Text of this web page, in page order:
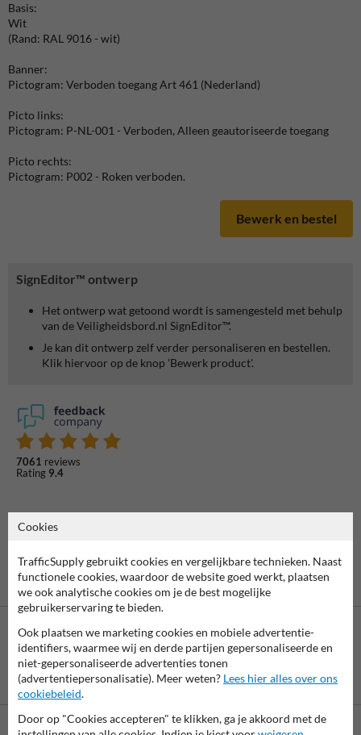
SignEditor™ ontwerp
Het ontwerp wat getoond wordt is samengesteld met behulp
van de Veiligheidsbord.nl SignEditor™.
Je kan dit ontwerp zelf verder personaliseren en bestellen.
Klik hiervoor op de knop 'Bewerk product'.
7061 reviews
Rating 9.4
Basis:
Wit
(Rand: RAL 9016 - wit)
Banner:
Pictogram: Verboden toegang Art 461 (Nederland)
Picto links:
Pictogram: P-NL-001 - Verboden, Alleen geautoriseerde toegang
Picto rechts:
Pictogram: P002 - Roken verboden.
Bewerk en bestel
Betaling achteraf
is mogelijk
Cookies
TrafficSupply gebruikt cookies en vergelijkbare technieken. Naast
functionele cookies, waardoor de website goed werkt, plaatsen
we ook analytische cookies om je de best mogelijke
gebruikerservaring te bieden.
Ook plaatsen we marketing cookies en mobiele advertentie-
identifiers, waarmee wij en derde partijen gepersonaliseerde en
niet-gepersonaliseerde advertenties tonen
(advertentiepersonalisatie). Meer weten? Lees hier alles over ons
cookiebeleid.
Door op "Cookies accepteren" te klikken, ga je akkoord met de